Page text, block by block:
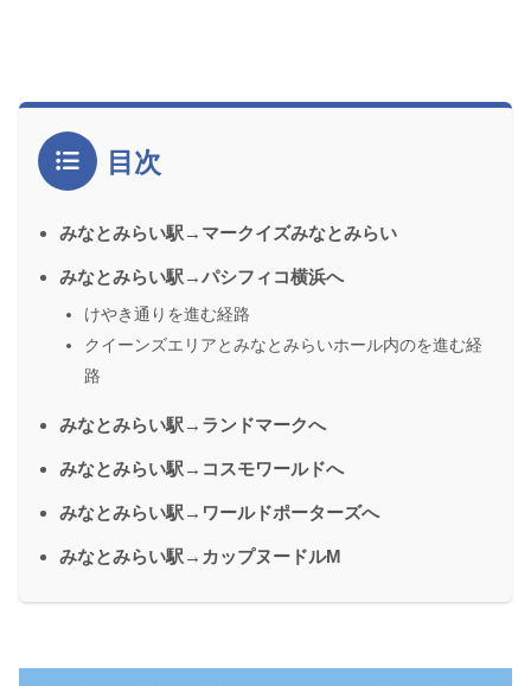
目次
みなとみらい駅→マークイズみなとみらい
みなとみらい駅→パシフィコ横浜へ
けやき通りを進む経路
クイーンズエリアとみなとみらいホール内のを進む経
路
みなとみらい駅→ランドマークへ
みなとみらい駅→コスモワールドへ
みなとみらい駅→ワールドポーターズへ
みなとみらい駅→カップヌードルM